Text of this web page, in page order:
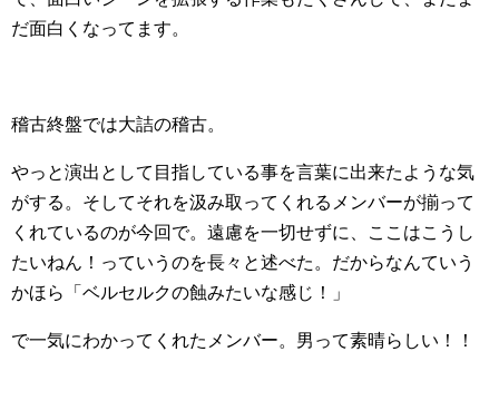
だ面白くなってます。
稽古終盤では大詰の稽古。
やっと演出として目指している事を言葉に出来たような気
がする。そしてそれを汲み取ってくれるメンバーが揃って
くれているのが今回で。遠慮を一切せずに、ここはこうし
たいねん！っていうのを長々と述べた。だからなんていう
かほら「ベルセルクの蝕みたいな感じ！」
で一気にわかってくれたメンバー。男って素晴らしい！！